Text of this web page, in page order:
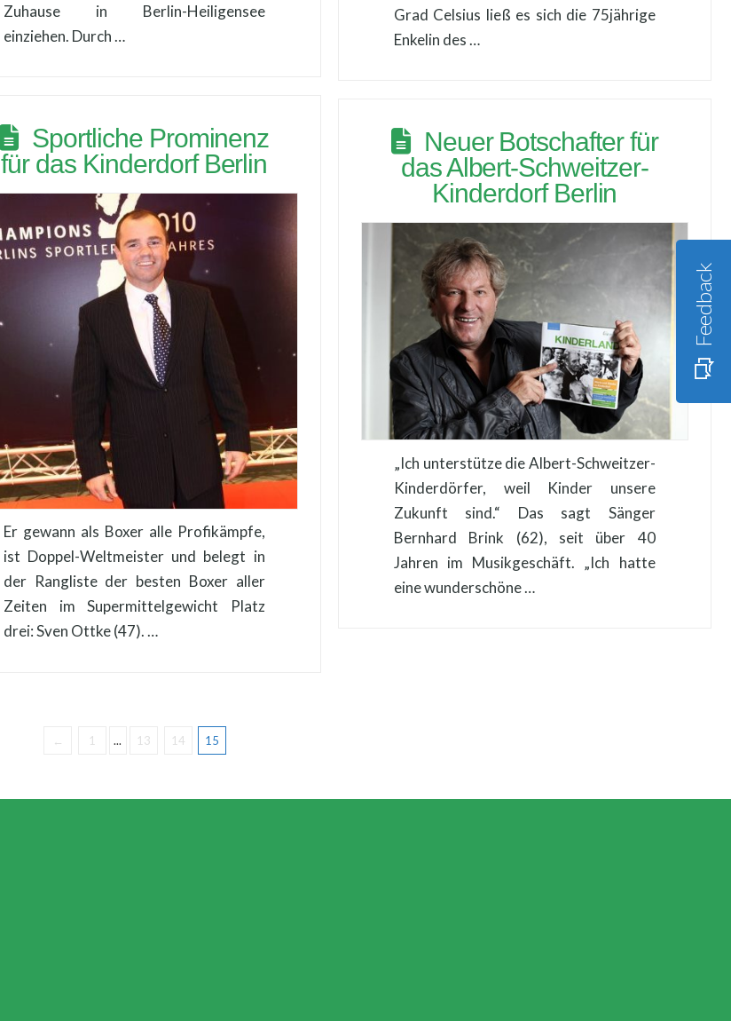
Zuhause in Berlin-Heiligensee
einziehen. Durch …
Grad Celsius ließ es sich die 75jährige
Enkelin des …
Sportliche Prominenz
für das Kinderdorf Berlin
Er gewann als Boxer alle Profikämpfe,
ist Doppel-Weltmeister und belegt in
der Rangliste der besten Boxer aller
Zeiten im Supermittelgewicht Platz
drei: Sven Ottke (47). …
Neuer Botschafter für
das Albert-Schweitzer-
Kinderdorf Berlin
„Ich unterstütze die Albert-Schweitzer-
Kinderdörfer, weil Kinder unsere
Zukunft sind.“ Das sagt Sänger
Bernhard Brink (62), seit über 40
Jahren im Musikgeschäft. „Ich hatte
eine wunderschöne …
← 1 ... 13 14 15
Feedback